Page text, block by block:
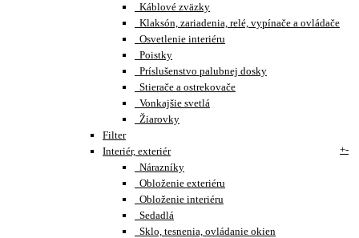
Káblové zväzky
Klaksón, zariadenia, relé, vypínače a ovládače
Osvetlenie interiéru
Poistky
Príslušenstvo palubnej dosky
Stierače a ostrekovače
Vonkajšie svetlá
Žiarovky
Filter
Interiér, exteriér
+-
Nárazníky
Obloženie exteriéru
Obloženie interiéru
Sedadlá
Sklo, tesnenia, ovládanie okien